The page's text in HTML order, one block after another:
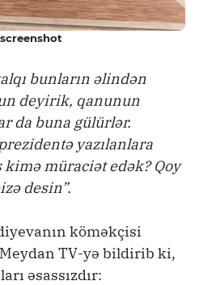
bunların əlindən
deyirik, qanunun
da buna gülürlər.
yazılanlara
müraciət edək? Qoy
desin”.
köməkçisi
TV-yə bildirib ki,
əsassızdır: